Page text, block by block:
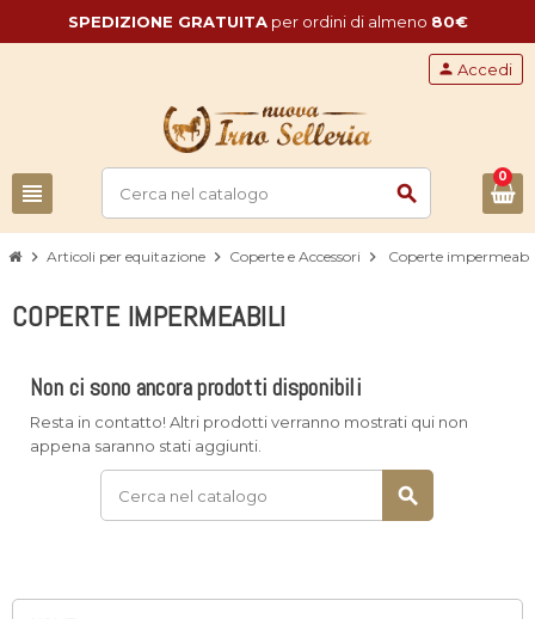
SPEDIZIONE GRATUITAper ordini di almeno 80€
view_headline search
person Accedi
0
chevron_right Articoli per equitazione chevron_right Coperte e Accessori chevron_right Coperte
COPERTE IMPERMEABILI
Non ci sono ancora prodotti disponibili
Resta in contatto! Altri prodotti verranno mostrati qui non
appena saranno stati aggiunti.
search